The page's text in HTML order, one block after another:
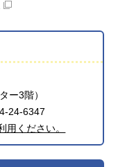
ー3階）
24-6347
用ください。